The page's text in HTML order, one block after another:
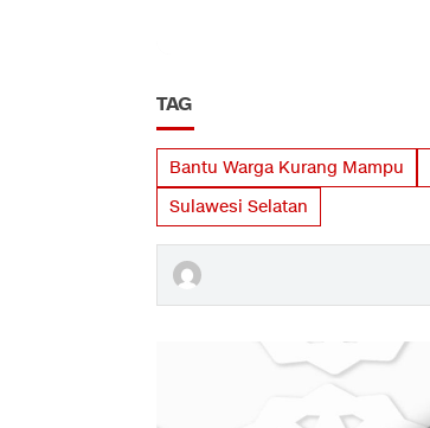
TAG
Bantu Warga Kurang Mampu
Sulawesi Selatan